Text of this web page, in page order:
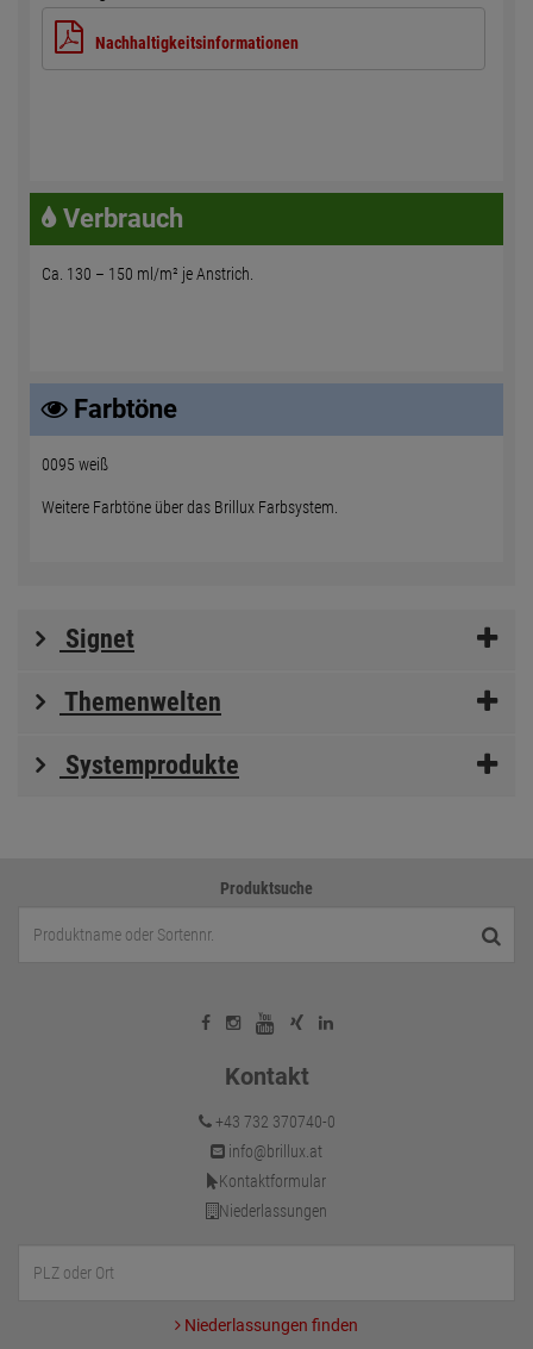
Nachhaltigkeitsinformationen
Verbrauch
Ca. 130 – 150 ml/m² je Anstrich.
Farbtöne
0095 weiß
Weitere Farbtöne über das Brillux Farbsystem.
Signet
Themenwelten
Systemprodukte
Produktsuche
Kontakt
+43 732 370740-0
info@brillux.at
Kontaktformular
Niederlassungen
Niederlassungen finden